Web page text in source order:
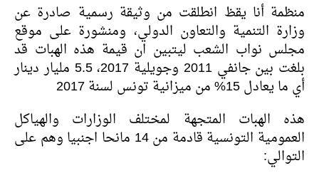
منظمة أنا يقظ انطلقت من وثيقة رسمية صادرة عن
وزارة التنمية والتعاون الدولي، ومنشورة على موقع
مجلس نواب الشعب ليتبين ان قيمة هذه الهبات قد
بلغت بين جانفي 2011 وجويلية 2017، 5.5 مليار دينار
أي ما يعادل 15% من ميزانية تونس لسنة 2017
هذه الهبات المتجهة لمختلف الوزارات والهياكل
العمومية التونسية قادمة من 14 مانحا اجنبيا وهم على
التوالي: